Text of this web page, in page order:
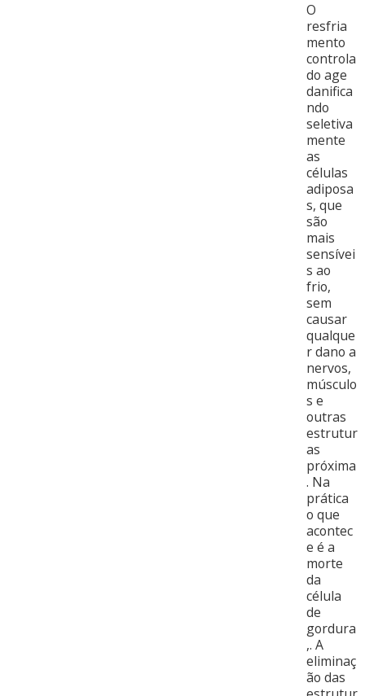
O
resfria
mento
controla
do age
danifica
ndo
seletiva
mente
as
células
adiposa
s, que
são
mais
sensívei
s ao
frio,
sem
causar
qualque
r dano a
nervos,
músculo
s e
outras
estrutur
as
próxima
. Na
prática
o que
acontec
e é a
morte
da
célula
de
gordura
,. A
eliminaç
ão das